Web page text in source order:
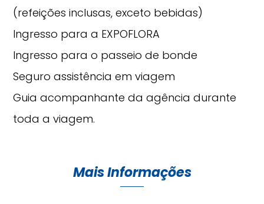
(refeições inclusas, exceto bebidas)
Ingresso para a EXPOFLORA
Ingresso para o passeio de bonde
Seguro assistência em viagem
Guia acompanhante da agência durante
toda a viagem.
Mais Informações